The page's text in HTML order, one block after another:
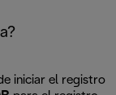
iniciar el registro